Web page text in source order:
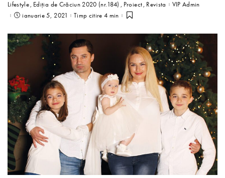
Lifestyle Ediția de Crăciun 2020 (nr.184) Proiect Revista
VIP Admin
ianuarie 5, 2021
Timp citire 4 min